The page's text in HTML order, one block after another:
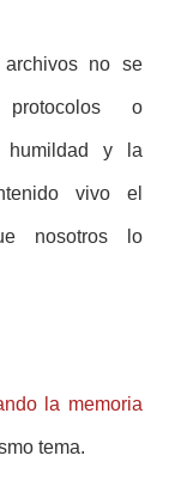
no se
protocolos o
humildad y la
vivo el
nosotros lo
la memoria
tema.